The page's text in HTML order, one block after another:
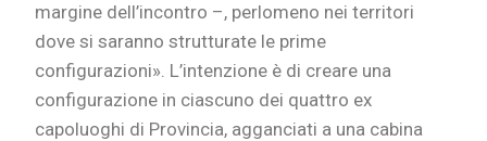
margine dell’incontro –, perlomeno nei territori
dove si saranno strutturate le prime
configurazioni». L’intenzione è di creare una
configurazione in ciascuno dei quattro ex
capoluoghi di Provincia, agganciati a una cabina